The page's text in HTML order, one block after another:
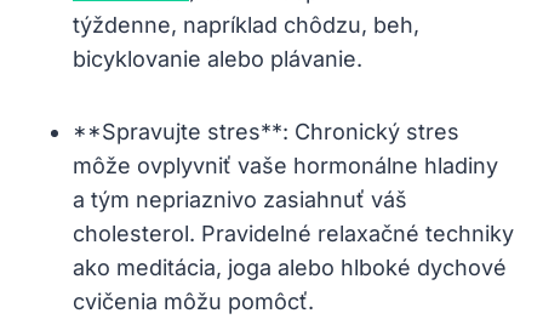
týždenne, napríklad chôdzu, beh,
bicyklovanie alebo plávanie.
**Spravujte stres**: Chronický stres
môže ovplyvniť vaše hormonálne hladiny
a tým nepriaznivo zasiahnuť váš
cholesterol. Pravidelné relaxačné techniky
ako meditácia, joga alebo hlboké dychové
cvičenia môžu pomôcť.